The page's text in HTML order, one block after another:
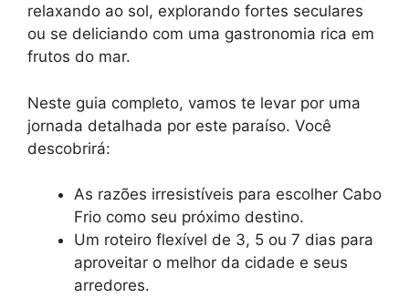
relaxando ao sol, explorando fortes seculares
ou se deliciando com uma gastronomia rica em
frutos do mar.
Neste guia completo, vamos te levar por uma
jornada detalhada por este paraíso. Você
descobrirá:
As razões irresistíveis para escolher Cabo
Frio como seu próximo destino.
Um roteiro flexível de 3, 5 ou 7 dias para
aproveitar o melhor da cidade e seus
arredores.